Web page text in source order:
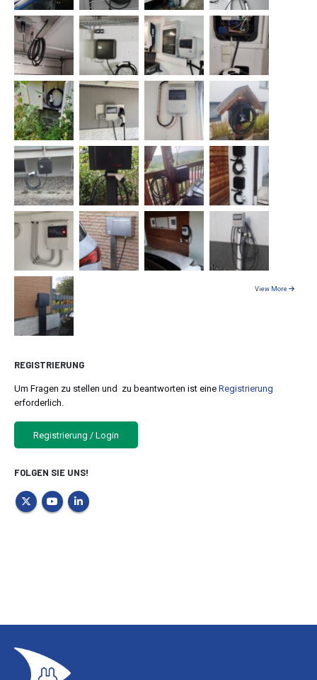
View More
REGISTRIERUNG
Um Fragen zu stellen und zu beantworten ist eine Registrierung
erforderlich.
Registrierung / Login
FOLGEN SIE UNS!